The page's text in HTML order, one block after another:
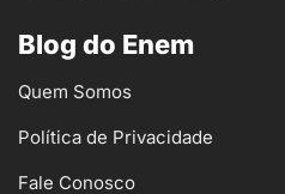
Blog do Enem
Quem Somos
Política de Privacidade
Fale Conosco